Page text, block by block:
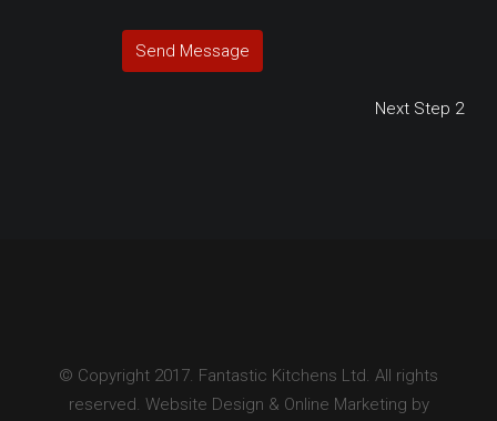
Next Next
Step 2
© Copyright 2017. Fantastic Kitchens Ltd. All rights
reserved. Website Design & Online Marketing by